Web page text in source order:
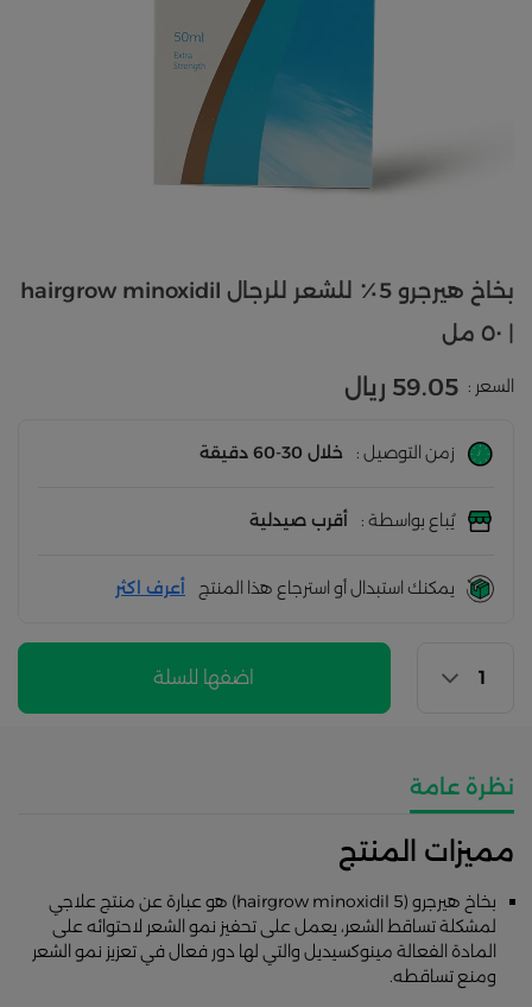
بخاخ هيرجرو 5٪ للشعر للرجال hairgrow minoxidil
السعر : 59.05 ريال
زمن التوصيل : خلال 30-60 دقيقة
يُباع بواسطة : أقرب صيدلية
يمكنك استبدال أو استرجاع هذا المنتج أعرف اكثر
اضفها للسلة
نظرة عامة
مميزات المنتج
بخاخ هيرجرو (hairgrow minoxidil 5) هو عبارة عن منتج علاجي
لمشكلة تساقط الشعر، يعمل على تحفيز نمو الشعر لاحتوائه على
المادة الفعالة مينوكسيديل والتي لها دور فعال في تعزيز نمو الشعر
ومنع تساقطه.